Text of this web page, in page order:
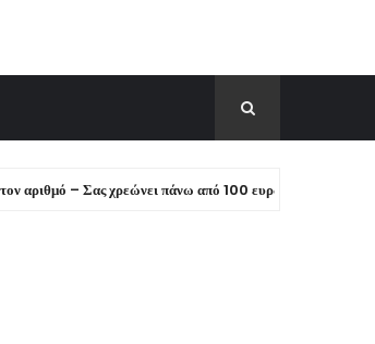
– Σας χρεώνει πάνω από 100 ευρώ!